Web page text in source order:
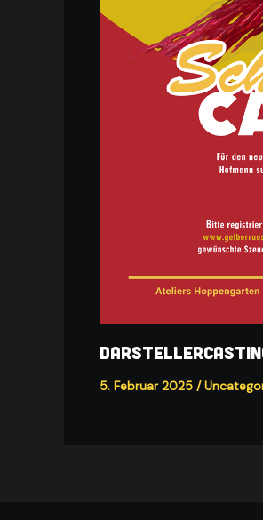
5. Februar 2025 /